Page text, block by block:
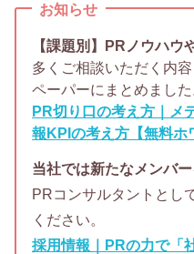
お知らせ
【課題別】PRノウハウ
多くご相談いただく内
ペーパーにまとめました
PR切り口の考え方｜メ
報KPIの考え方【無料ホ
当社では新たなメンバ
PRコンサルタントとし
ください。
採用情報｜PRの力で「